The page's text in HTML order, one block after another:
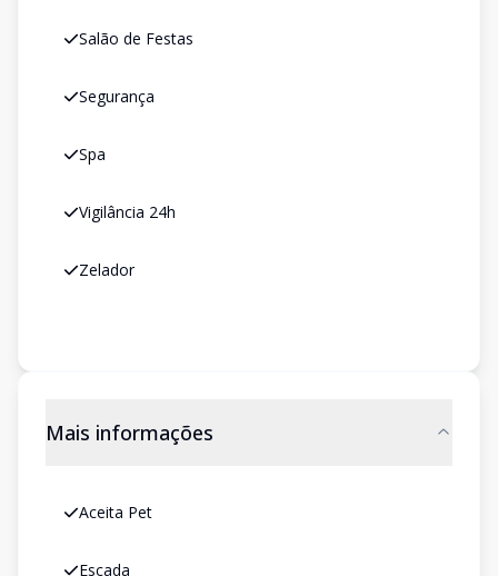
Salão de Festas
Segurança
Spa
Vigilância 24h
Zelador
Mais informações
Aceita Pet
Escada